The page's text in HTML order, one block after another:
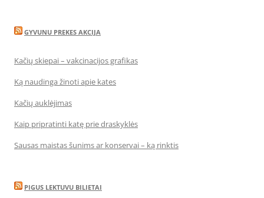
GYVUNU PREKES AKCIJA
Kačių skiepai – vakcinacijos grafikas
Ką naudinga žinoti apie kates
Kačių auklėjimas
Kaip pripratinti katę prie draskyklės
Sausas maistas šunims ar konservai – ką rinktis
PIGUS LEKTUVU BILIETAI